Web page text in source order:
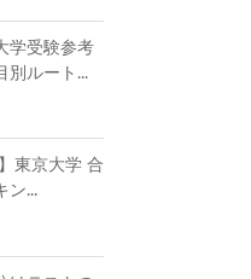
学受験参考
別ルート...
東京大学 合
ン...